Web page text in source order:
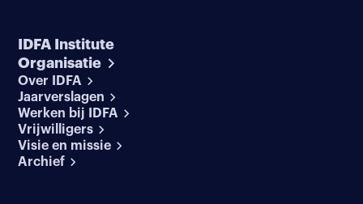
IDFA Institute
Organisatie
Over IDFA
Jaarverslagen
Werken bij IDFA
Vrijwilligers
Visie en missie
Archief